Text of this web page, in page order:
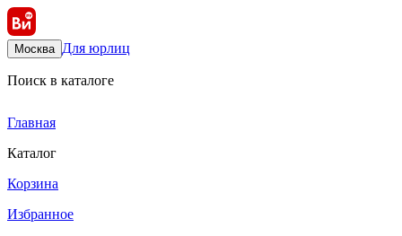
Москва Для юрлиц
Поиск в каталоге
Главная
Каталог
Корзина
Избранное